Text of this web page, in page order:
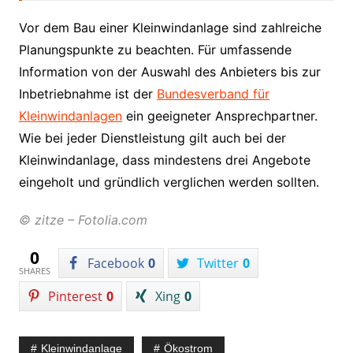
Vor dem Bau einer Kleinwindanlage sind zahlreiche
Planungspunkte zu beachten. Für umfassende
Information von der Auswahl des Anbieters bis zur
Inbetriebnahme ist der Bundesverband für
Kleinwindanlagenein geeigneter Ansprechpartner.
Wie bei jeder Dienstleistung gilt auch bei der
Kleinwindanlage, dass mindestens drei Angebote
eingeholt und gründlich verglichen werden sollten.
© zitze – Fotolia.com
0
SHARES Facebook 0 Twitter 0
Pinterest 0 Xing 0
Kleinwindanlage Ökostrom